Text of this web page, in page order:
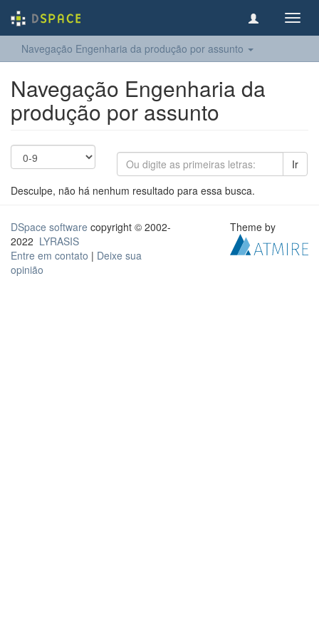
Navegação Engenharia da produção por assunto
Navegação Engenharia da
produção por assunto
Ir
Desculpe, não há nenhum resultado para essa busca.
DSpace software copyright © 2002-
2022 LYRASIS
Entre em contato | Deixe sua
opinião
Theme by